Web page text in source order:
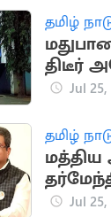
தமிழ்
திடீர்
வாயுJul 25,
தமிழ்
Jul 25,